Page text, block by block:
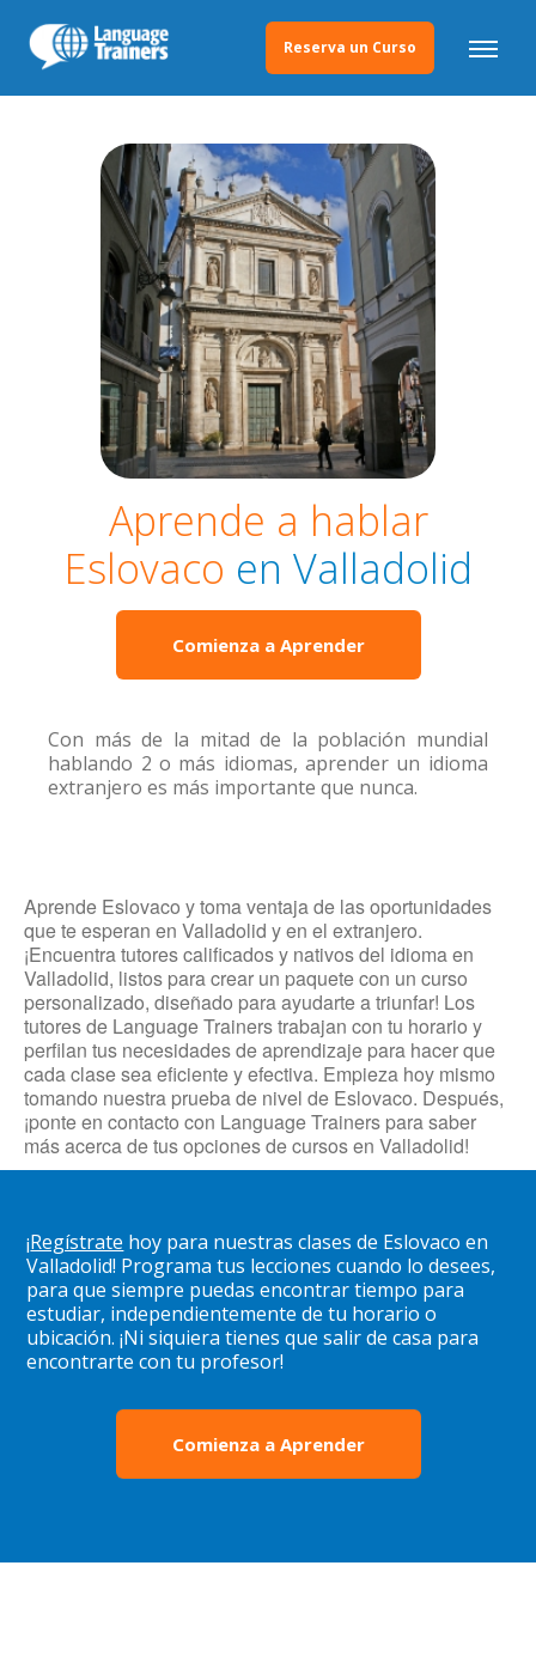
Reserva un Curso
Aprende a hablar
Eslovaco en Valladolid
Comienza a Aprender
Con más de la mitad de la población mundial
hablando 2 o más idiomas, aprender un idioma
extranjero es más importante que nunca.
Aprende Eslovaco y toma ventaja de las oportunidades
que te esperan en Valladolid y en el extranjero.
¡Encuentra tutores calificados y nativos del idioma en
Valladolid, listos para crear un paquete con un curso
personalizado, diseñado para ayudarte a triunfar! Los
tutores de Language Trainers trabajan con tu horario y
perfilan tus necesidades de aprendizaje para hacer que
cada clase sea eficiente y efectiva. Empieza hoy mismo
tomando nuestra prueba de nivel de Eslovaco. Después,
¡ponte en contacto con Language Trainers para saber
más acerca de tus opciones de cursos en Valladolid!
¡Regístrate hoy para nuestras clases de Eslovaco en
Valladolid! Programa tus lecciones cuando lo desees,
para que siempre puedas encontrar tiempo para
estudiar, independientemente de tu horario o
ubicación. ¡Ni siquiera tienes que salir de casa para
encontrarte con tu profesor!
Comienza a Aprender